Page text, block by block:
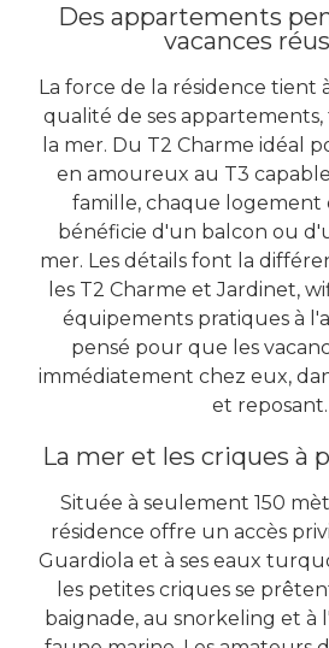
Des appartements
vacances
La force de la résidence tient
qualité de ses
la mer. Du T2 Charme idéal
en amoureux au T3
famille, chaque logement
bénéficie d'un balcon ou
mer. Les détails font la
les T2 Charme et Jardinet,
équipements pratiques à
pensé pour que les
immédiatement chez eux,
et reposant.
La mer et les criques à
Située à seulement 150
résidence offre un accès
Guardiola et à ses eaux
les petites criques se
baignade, au snorkeling et à